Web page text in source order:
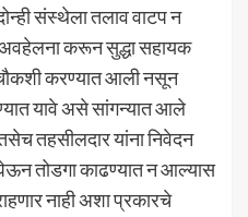
संस्थेला तलाव वाटप न
करून सुद्धा सहायक
करण्यात आली नसून
यावे असे सांगन्यात आले
तहसीलदार यांना निवेदन
तोडगा काढण्यात न आल्यास
नाही अशा प्रकारचे